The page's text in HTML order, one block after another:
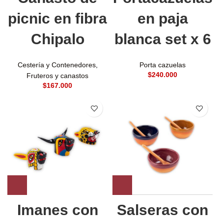
picnic en fibra
Chipalo
Cestería y Contenedores,
Fruteros y canastos
$
en paja
blanca set x 6
Porta cazuelas
$
Imanes con
Salseras con